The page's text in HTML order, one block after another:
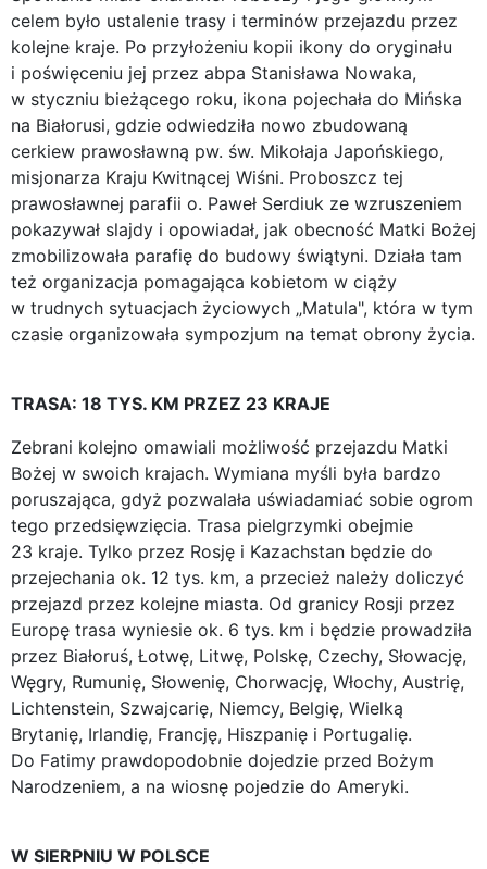
celem było ustalenie trasy i terminów przejazdu przez
kolejne kraje. Po przyłożeniu kopii ikony do oryginału
i poświęceniu jej przez abpa Stanisława Nowaka,
w styczniu bieżącego roku, ikona pojechała do Mińska
na Białorusi, gdzie odwiedziła nowo zbudowaną
cerkiew prawosławną pw. św. Mikołaja Japońskiego,
misjonarza Kraju Kwitnącej Wiśni. Proboszcz tej
prawosławnej parafii o. Paweł Serdiuk ze wzruszeniem
pokazywał slajdy i opowiadał, jak obecność Matki Bożej
zmobilizowała parafię do budowy świątyni. Działa tam
też organizacja pomagająca kobietom w ciąży
w trudnych sytuacjach życiowych „Matula", która w tym
czasie organizowała sympozjum na temat obrony życia.
TRASA: 18 TYS. KM PRZEZ 23 KRAJE
Zebrani kolejno omawiali możliwość przejazdu Matki
Bożej w swoich krajach. Wymiana myśli była bardzo
poruszająca, gdyż pozwalała uświadamiać sobie ogrom
tego przedsięwzięcia. Trasa pielgrzymki obejmie
23 kraje. Tylko przez Rosję i Kazachstan będzie do
przejechania ok. 12 tys. km, a przecież należy doliczyć
przejazd przez kolejne miasta. Od granicy Rosji przez
Europę trasa wyniesie ok. 6 tys. km i będzie prowadziła
przez Białoruś, Łotwę, Litwę, Polskę, Czechy, Słowację,
Węgry, Rumunię, Słowenię, Chorwację, Włochy, Austrię,
Lichtenstein, Szwajcarię, Niemcy, Belgię, Wielką
Brytanię, Irlandię, Francję, Hiszpanię i Portugalię.
Do Fatimy prawdopodobnie dojedzie przed Bożym
Narodzeniem, a na wiosnę pojedzie do Ameryki.
W SIERPNIU W POLSCE